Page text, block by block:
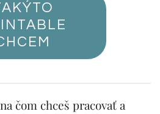
čom chceš pracovať a